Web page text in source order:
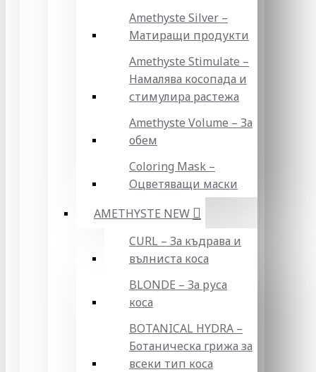
Amethyste Silver –
Матиращи продукти
Amethyste Stimulate –
Намалява косопада и
стимулира растежа
Amethyste Volume – За
обем
Coloring Mask –
Оцветяващи маски
AMETHYSTE NEW
CURL – За къдрава и
вълниста коса
BLONDE – За руса
коса
BOTANICAL HYDRA –
Ботаническа грижа за
всеки тип коса